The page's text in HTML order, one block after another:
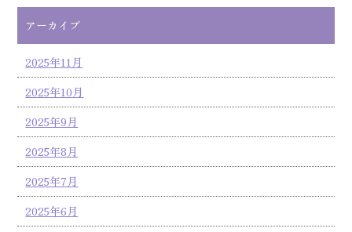
アーカイブ
2025年11月
2025年10月
2025年9月
2025年8月
2025年7月
2025年6月